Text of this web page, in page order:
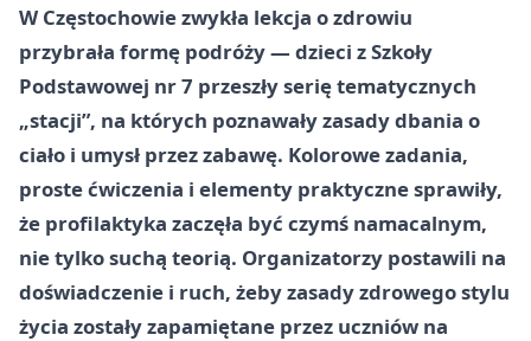
W Częstochowiezwykła lekcja o zdrowiu
przybrała formę podróży — dzieci zSzkoły
Podstawowej nr 7 przeszły serię tematycznych
„stacji”, na których poznawały zasady dbania o
ciało i umysł przez zabawę. Kolorowe zadania,
proste ćwiczenia i elementy praktyczne sprawiły,
że profilaktyka zaczęła być czymś namacalnym,
nie tylko suchą teorią. Organizatorzy postawili na
doświadczenie i ruch, żeby zasady zdrowego stylu
życia zostały zapamiętane przez uczniów na